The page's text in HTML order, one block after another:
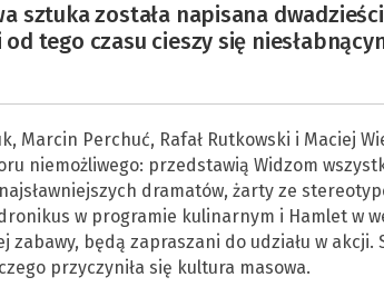
sztuka została napisana
tego czasu cieszy się
Marcin Perchuć, Rafał Rutkowski i Maciej
niemożliwego: przedstawią Widzom
dramatów, żarty ze
w programie kulinarnym i Hamlet w
zabawy, będą zapraszani do udziału w
przyczyniła się kultura masowa.